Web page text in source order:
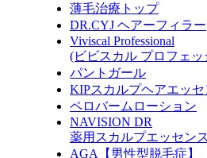
薄毛治療トップ
DR.CYJ ヘアーフィラー
Viviscal Professional
(ビビスカル プロフェ
パントガール
KIPスカルプヘアエッセ
ペロバームローション
NAVISION DR
薬用スカルプエッセン
AGA【男性型脱毛症】